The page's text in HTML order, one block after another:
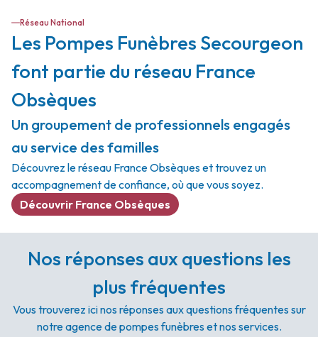
Réseau National
Les Pompes Funèbres Secourgeon
font partie du réseau France
Obsèques
Un groupement de professionnels engagés
au service des familles
Découvrez le réseau France Obsèques et trouvez un
accompagnement de confiance, où que vous soyez.
Découvrir France Obsèques
Nos réponses aux questions les
plus fréquentes
Vous trouverez ici nos réponses aux questions fréquentes sur
notre agence de pompes funèbres et nos services.